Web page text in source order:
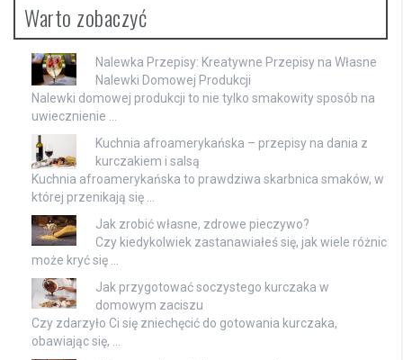
Warto zobaczyć
Nalewka Przepisy: Kreatywne Przepisy na Własne
Nalewki Domowej Produkcji
Nalewki domowej produkcji to nie tylko smakowity sposób na
uwiecznienie …
Kuchnia afroamerykańska – przepisy na dania z
kurczakiem i salsą
Kuchnia afroamerykańska to prawdziwa skarbnica smaków, w
której przenikają się …
Jak zrobić własne, zdrowe pieczywo?
Czy kiedykolwiek zastanawiałeś się, jak wiele różnic
może kryć się …
Jak przygotować soczystego kurczaka w
domowym zaciszu
Czy zdarzyło Ci się zniechęcić do gotowania kurczaka,
obawiając się, …